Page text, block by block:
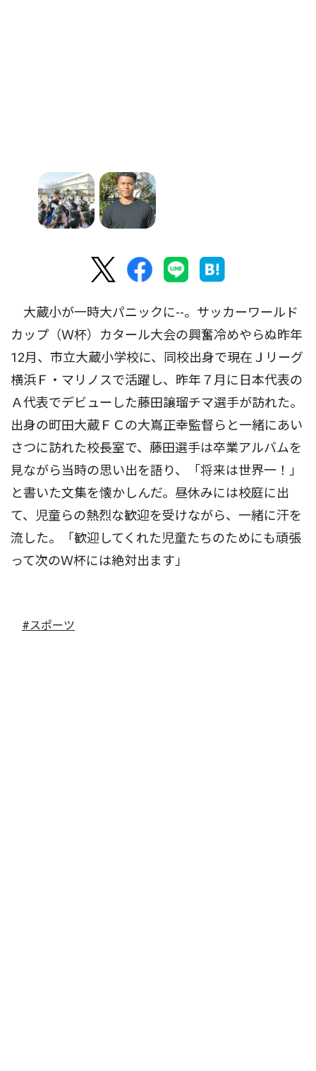
大蔵小が一時大パニックに--。サッカーワールド
カップ（Ｗ杯）カタール大会の興奮冷めやらぬ昨年
12月、市立大蔵小学校に、同校出身で現在Ｊリーグ
横浜Ｆ・マリノスで活躍し、昨年７月に日本代表の
Ａ代表でデビューした藤田譲瑠チマ選手が訪れた。
出身の町田大蔵ＦＣの大嶌正幸監督らと一緒にあい
さつに訪れた校長室で、藤田選手は卒業アルバムを
見ながら当時の思い出を語り、「将来は世界一！」
と書いた文集を懐かしんだ。昼休みには校庭に出
て、児童らの熱烈な歓迎を受けながら、一緒に汗を
流した。「歓迎してくれた児童たちのためにも頑張
って次のＷ杯には絶対出ます」
#スポーツ